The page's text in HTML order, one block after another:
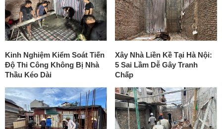
Kinh Nghiệm Kiểm Soát Tiến
Độ Thi Công Không Bị Nhà
Thầu Kéo Dài
Xây Nhà Liền Kề Tại Hà Nội:
5 Sai Lầm Dễ Gây Tranh
Chấp